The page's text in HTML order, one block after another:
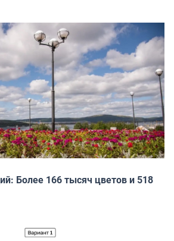
Более 166 тысяч цветов и 518